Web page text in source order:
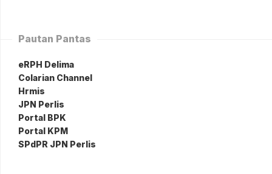
Pautan Pantas
eRPH Delima
Colarian Channel
Hrmis
JPN Perlis
Portal BPK
Portal KPM
SPdPR JPN Perlis